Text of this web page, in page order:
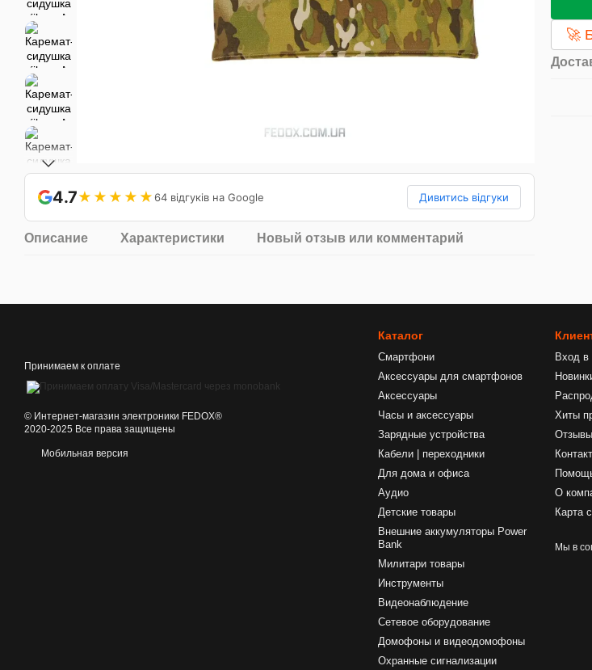
4.7★★★★★64 відгуків на Google Дивитись відгуки
Описание Характеристики Новый отзыв или комментарий
🚀
Принимаем к оплате
©️ Интернет-магазин электроники FEDOX®
2020-2025 Все права защищены
Мобильная версия
Каталог
Смартфони
Аксессуары для смартфонов
Аксессуары
Часы и аксессуары
Зарядные устройства
Кабели | переходники
Для дома и офиса
Аудио
Детские товары
Внешние аккумуляторы Power
Bank
Милитари товары
Инструменты
Видеонаблюдение
Сетевое оборудование
Домофоны и видеодомофоны
Охранные сигнализации
Вход в
Хиты
Отзывы
О
Карта
Мы в